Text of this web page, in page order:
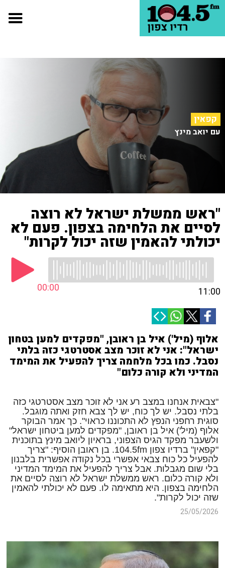
קפאין
עם יואב מינץ
"ראש ממשלת ישראל לא רוצה
לסיים את הלחימה בצפון. פעם לא
יכולתי להאמין שזה יכול לקרות"
00:00 11:00
אלוף (מיל') איל בן ראובן, "מפקדים למען בטחון
ישראל": אני לא זוכר מצב אסטרטגי כזה בלתי
נסבל. כמו בכל מלחמה צריך להפעיל את המימד
המדיני ולא קורה כלום"
"צבאית אנחנו במצב רע אני לא זוכר מצב אסטרטגי כזה
בלתי נסבל. יש לך כוח, יש לך צבא חזק ואתה מוגבל.
סוגית רחפני הנפץ לא התכוננו כראוי". כך אמר הבוקר
אלוף (מיל') איל בן ראובן, "מפקדים למען ביטחון ישראל"
ולשעבר מפקד הגיס הצפוני, בראיון ליואב מינץ בתוכנית
"קפאין" ברדיו צפון 104.5fm. בן ראובן הוסיף: "צריך
להפעיל כל כוח צבאי אפשרי בכל נקודה אפשרית בלבנון
בלי שום מגבלות. אבל צריך להפעיל את המימד המדיני
ולא קורה כלום. ראש ממשלת ישראל לא רוצה לסיים את
הלחימה בצפון. היא מתאימה לו. פעם לא יכולתי להאמין
שזה יכול לקרות".
25/05/2026